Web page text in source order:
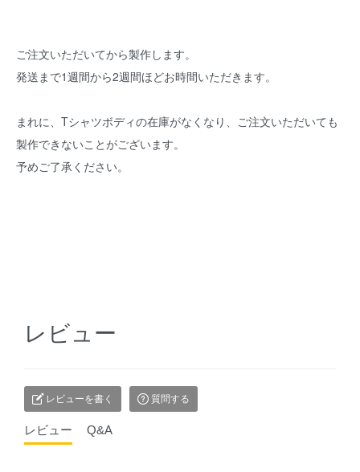
ご注文いただいてから製作します。
発送まで1週間から2週間ほどお時間いただきます。
まれに、Tシャツボディの在庫がなくなり、ご注文いただいても
製作できないことがございます。
予めご了承ください。
レビュー
レビューを書く 質問する
レビュー Q&A